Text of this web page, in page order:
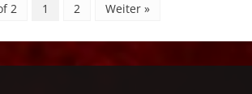
2 1 2 Weiter »